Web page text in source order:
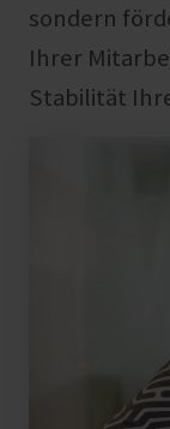
sondern
Ihrer
Stabilität